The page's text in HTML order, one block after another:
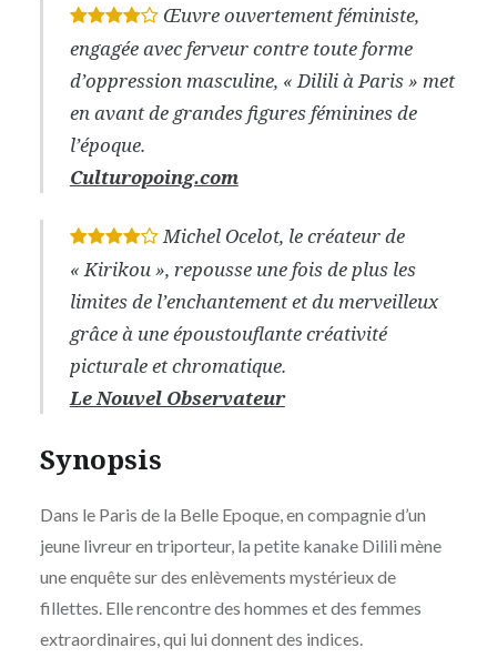
* * * * Œuvre ouvertement féministe,
engagée avec ferveur contre toute forme
d’oppression masculine, « Dilili à Paris » met
en avant de grandes figures féminines de
l’époque.
Culturopoing.com
* * * * Michel Ocelot, le créateur de
« Kirikou », repousse une fois de plus les
limites de l’enchantement et du merveilleux
grâce à une époustouflante créativité
picturale et chromatique.
Le Nouvel Observateur
Synopsis
Dans le Paris de la Belle Epoque, en compagnie d’un
jeune livreur en triporteur, la petite kanake Dilili mène
une enquête sur des enlèvements mystérieux de
fillettes. Elle rencontre des hommes et des femmes
extraordinaires, qui lui donnent des indices.